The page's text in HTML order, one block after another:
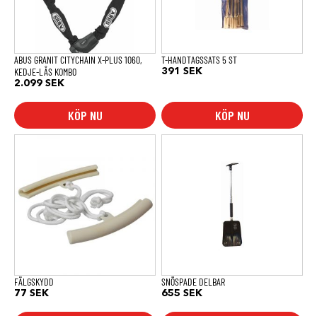
ABUS GRANIT CITYCHAIN X-PLUS 1060,
KEDJE-LÅS KOMBO
2.099 SEK
KÖP NU
T-HANDTAGSSATS 5 ST
391 SEK
KÖP NU
FÄLGSKYDD
77 SEK
SNÖSPADE DELBAR
655 SEK